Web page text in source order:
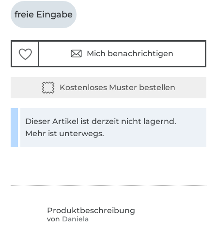
freie Eingabe
Mich benachrichtigen
Dieser Artikel ist derzeit nicht lagernd.
Mehr ist unterwegs.
von Daniela